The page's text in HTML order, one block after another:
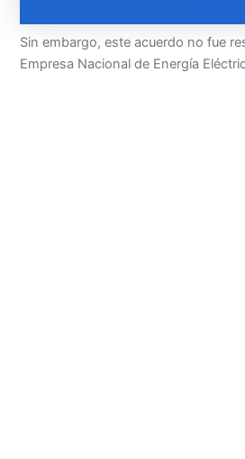
Sin embargo, este acuerdo no fue
Empresa Nacional de Energía